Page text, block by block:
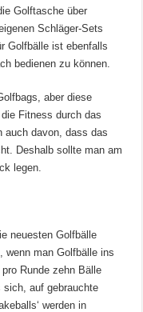
Golftasche über
Schläger-Sets
Golfbälle ist ebenfalls
bedienen zu können.
aber diese
Fitness durch das
auch davon, dass das
Deshalb sollte man am
legen.
neuesten Golfbälle
wenn man Golfbälle ins
Runde zehn Bälle
auf gebrauchte
werden in